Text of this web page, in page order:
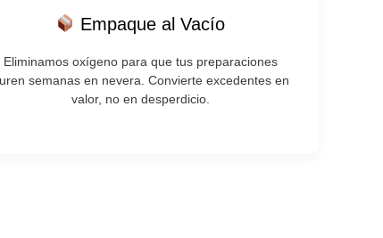
Empaque al Vacío
Eliminamos oxígeno para que tus preparaciones
semanas en nevera. Convierte excedentes en
valor, no en desperdicio.